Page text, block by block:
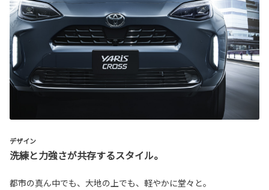
デザイン
洗練と力強さが共存するスタイル。
都市の真ん中でも、大地の上でも、軽やかに堂々と。